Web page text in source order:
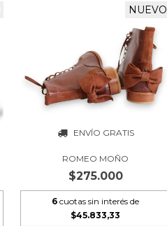
ENVÍO GRATIS
NUEVO
ROMEO MOÑO
$275.000
6 cuotas sin interés de
$45.833,33